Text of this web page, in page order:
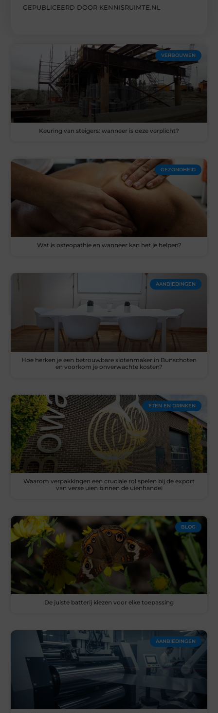
GEPUBLICEERD DOOR KENNISRUIMTE.NL
VERBOUWEN
Keuring van steigers: wanneer is deze verplicht?
GEZONDHEID
Wat is osteopathie en wanneer kan het je helpen?
AANBIEDINGEN
Hoe herken je een betrouwbare slotenmaker in Bunschoten
en voorkom je onverwachte kosten?
ETEN EN DRINKEN
Waarom verpakkingen een cruciale rol spelen bij de export
van verse uien binnen de uienhandel
BLOG
De juiste batterij kiezen voor elke toepassing
AANBIEDINGEN